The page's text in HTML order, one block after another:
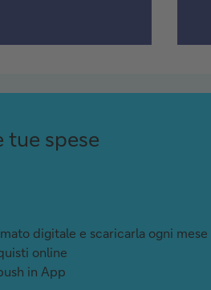
spese
digitale e scaricarla ogni mese
online
in App